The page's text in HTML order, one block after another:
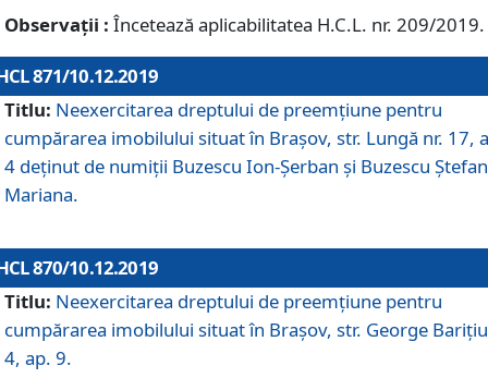
Observații : Încetează aplicabilitatea H.C.L. nr. 209/2019.
871/10.12.2019
Titlu: Neexercitarea dreptului de preemţiune pentru
cumpărarea imobilului situat în Braşov, str. Lungă nr. 17,
4 deţinut de numiţii Buzescu Ion-Şerban și Buzescu
Mariana.
870/10.12.2019
Titlu: Neexercitarea dreptului de preemţiune pentru
cumpărarea imobilului situat în Braşov, str. George
4, ap. 9.